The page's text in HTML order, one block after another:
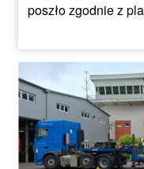
poszło zgodnie z